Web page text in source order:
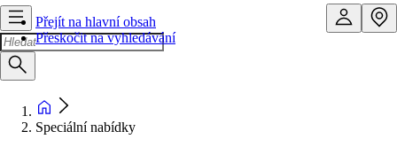
Přejít na hlavní obsah
Přeskočit na vyhledávání
Speciální nabídky